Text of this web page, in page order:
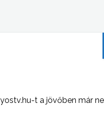
t a jövőben már